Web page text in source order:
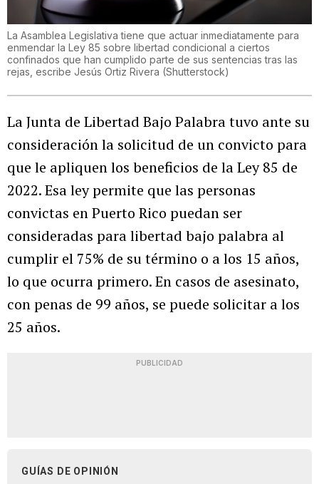
La Asamblea Legislativa tiene que actuar inmediatamente para
enmendar la Ley 85 sobre libertad condicional a ciertos
confinados que han cumplido parte de sus sentencias tras las
rejas, escribe Jesús Ortiz Rivera (Shutterstock)
La Junta de Libertad Bajo Palabra tuvo ante su
consideración la solicitud de un convicto para
que le apliquen los beneficios de la Ley 85 de
2022. Esa ley permite que las personas
convictas en Puerto Rico puedan ser
consideradas para libertad bajo palabra al
cumplir el 75% de su término o a los 15 años,
lo que ocurra primero. En casos de asesinato,
con penas de 99 años, se puede solicitar a los
25 años.
PUBLICIDAD
GUÍAS DE OPINIÓN